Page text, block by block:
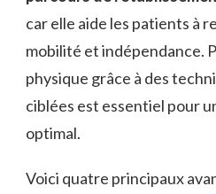
car elle aide les patients à
mobilité et indépendance.
physique grâce à des
ciblées est essentiel pour
optimal.
Voici quatre principaux